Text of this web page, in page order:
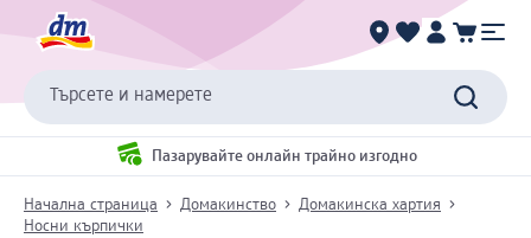
Търсете и намерете
Пазарувайте онлайн трайно изгодно
Начална страница Домакинство
Домакинска хартия
Носни кърпички